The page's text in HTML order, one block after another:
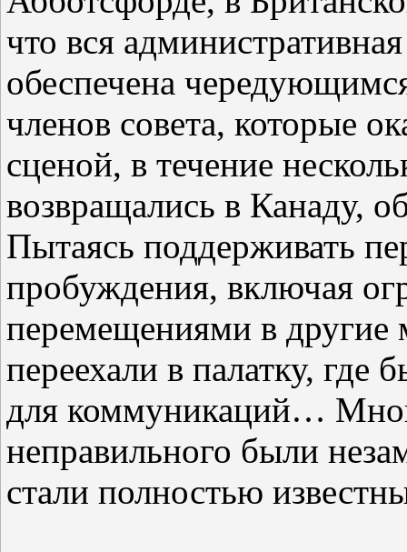
что вся
обеспечена
членов совета, которые
сценой, в течение
возвращались в Канаду,
Пытаясь поддерживать
пробуждения, включая
перемещениями в другие
переехали в палатку, где
для коммуникаций…
неправильного были
стали полностью